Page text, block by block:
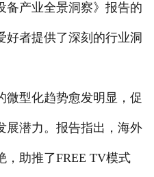
在线留言
备产业全景洞察》报告的
好者提供了深刻的行业洞
型化趋势愈发明显，促
展潜力。报告指出，海外
，助推了FREE TV模式